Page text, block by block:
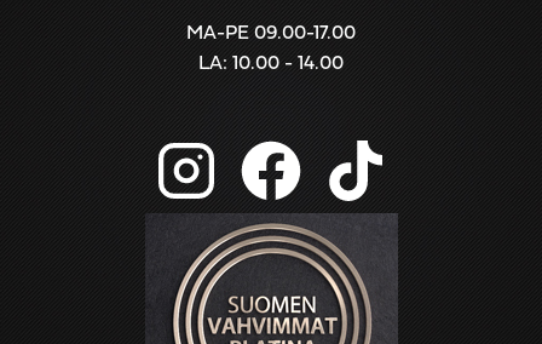
MA-PE 09.00-17.00
LA: 10.00 - 14.00